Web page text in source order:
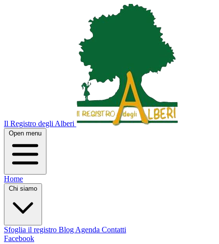
Il Registro degli Alberi
Open menu
Home
Chi siamo
Sfoglia il registro Blog Agenda Contatti
Facebook